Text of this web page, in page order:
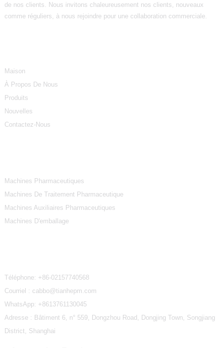
de nos clients. Nous invitons chaleureusement nos clients, nouveaux
comme réguliers, à nous rejoindre pour une collaboration commerciale.
Maison
À Propos De Nous
Produits
Nouvelles
Contactez-Nous
Machines Pharmaceutiques
Machines De Traitement Pharmaceutique
Machines Auxiliaires Pharmaceutiques
Machines D'emballage
Téléphone: +86-02157740568
Courriel : cabbo@tianhepm.com
WhatsApp: +8613761130045
Adresse : Bâtiment 6, n° 559, Dongzhou Road, Dongjing Town, Songjiang
District, Shanghai